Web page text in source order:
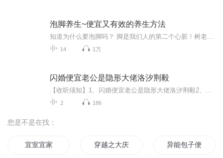
泡脚养生~便宜又有效的养生方法
14 1万
闪婚便宜老公是隐形大佬洛汐荆毅
2 186
您是不是在找：
宜室宜家 穿越之大庆帝国 异能包子便宜爹